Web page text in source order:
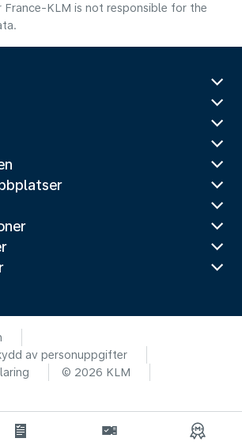
France-KLM is not responsible for the
av personuppgifter
© 2026 KLM